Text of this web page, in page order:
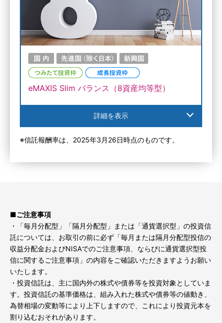
eMAXIS Slim バランス（8資産均等型）
詳細を表示
※信託報酬率は、 2025年3月26日時点のものです。
■ご注意事項
・「毎月分配型」「隔月分配型」または「通貨選択型」の投資信
託については、お取引の前に必ず「毎月または隔月分配型投信の
収益分配金およびNISAでのご注意事項、ならびに通貨選択型投
信に関するご注意事項」の内容をご確認いただきますようお願い
いたします。
・投資信託は、主に国内外の株式や債券等を投資対象としていま
す。投資信託の基準価格は、組み入れた株式や債券等の値動き、
為替相場の変動等により上下しますので、これにより投資元本を
割り込むおそれがあります。